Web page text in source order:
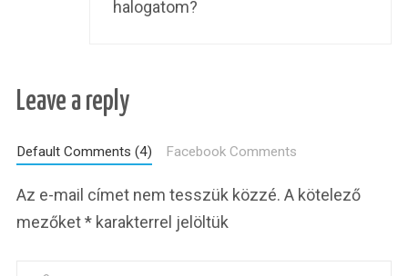
halogatom?
Leave a reply
Default Comments (4) Facebook Comments
Az e-mail címet nem tesszük közzé. A kötelező
mezőket* karakterrel jelöltük